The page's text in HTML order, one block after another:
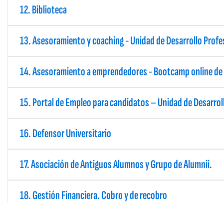
12. Biblioteca
13. Asesoramiento y coaching - Unidad de Desarrollo
14. Asesoramiento a emprendedores - Bootcamp online
15. Portal de Empleo para candidatos – Unidad de
16. Defensor Universitario
17. Asociación de Antiguos Alumnos y Grupo de Alumnii.
18. Gestión Financiera. Cobro y de recobro